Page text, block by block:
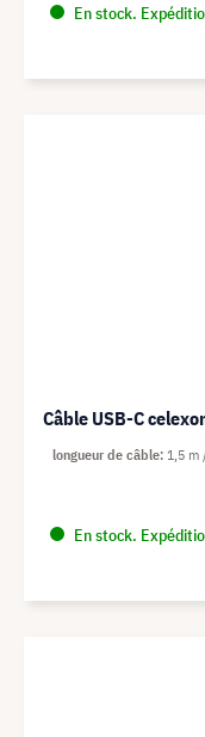
En stock.
Câble USB-C
En stock.
longueur de câble 1,5 m